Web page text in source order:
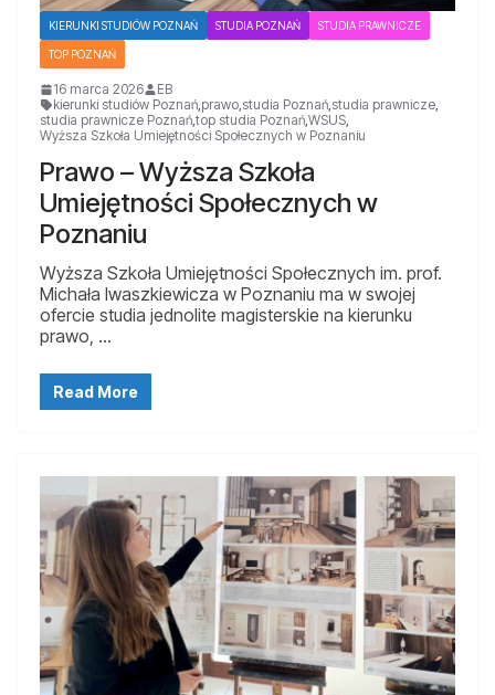
KIERUNKI STUDIÓW POZNAŃ STUDIA POZNAŃ STUDIA PRAWNICZE
TOP POZNAŃ
16 marca 2026
EB
kierunki studiów Poznań,prawo,studia Poznań,studia prawnicze,
studia prawnicze Poznań,top studia Poznań,WSUS,
Wyższa Szkoła Umiejętności Społecznych w Poznaniu
Prawo – Wyższa Szkoła
Umiejętności Społecznych w
Poznaniu
Wyższa Szkoła Umiejętności Społecznych im. prof.
Michała Iwaszkiewicza w Poznaniu ma w swojej
ofercie studia jednolite magisterskie na kierunku
prawo, …
Read More